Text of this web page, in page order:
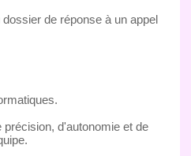
de réponse à un appel
précision, d'autonomie et de